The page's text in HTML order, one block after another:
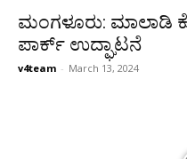
ಮಂಗಳೂರು: ಮಾಲಾಡಿ
ಪಾರ್ಕ್ ಉದ್ಘಾಟನೆ
v4team - March 13, 2024